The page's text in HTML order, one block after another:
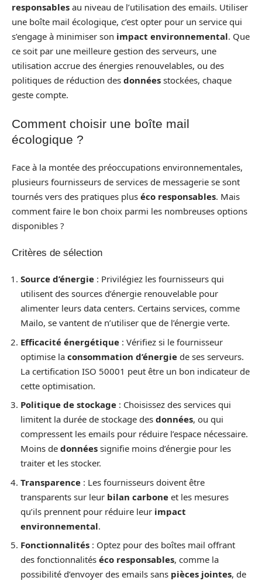
responsables au niveau de l’utilisation des emails. Utiliser
une boîte mail écologique, c’est opter pour un service qui
s’engage à minimiser son impact environnemental. Que
ce soit par une meilleure gestion des serveurs, une
utilisation accrue des énergies renouvelables, ou des
politiques de réduction des données stockées, chaque
geste compte.
Comment choisir une boîte mail
écologique ?
Face à la montée des préoccupations environnementales,
plusieurs fournisseurs de services de messagerie se sont
tournés vers des pratiques plus éco responsables. Mais
comment faire le bon choix parmi les nombreuses options
disponibles ?
Critères de sélection
Source d’énergie : Privilégiez les fournisseurs qui
utilisent des sources d’énergie renouvelable pour
alimenter leurs data centers. Certains services, comme
Mailo, se vantent de n’utiliser que de l’énergie verte.
Efficacité énergétique : Vérifiez si le fournisseur
optimise la consommation d’énergie de ses serveurs.
La certification ISO 50001 peut être un bon indicateur de
cette optimisation.
Politique de stockage : Choisissez des services qui
limitent la durée de stockage des données, ou qui
compressent les emails pour réduire l’espace nécessaire.
Moins de données signifie moins d’énergie pour les
traiter et les stocker.
Transparence : Les fournisseurs doivent être
transparents sur leur bilan carbone et les mesures
qu’ils prennent pour réduire leur impact
environnemental.
Fonctionnalités : Optez pour des boîtes mail offrant
des fonctionnalités éco responsables, comme la
possibilité d’envoyer des emails sans pièces jointes, de